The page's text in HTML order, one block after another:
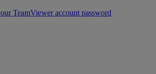
TeamViewer account password